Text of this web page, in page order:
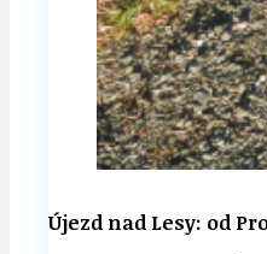
Újezd nad Lesy: od